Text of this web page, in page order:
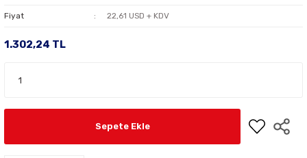
Fiyat 22,61 USD + KDV
1.302,24 TL
Sepete Ekle